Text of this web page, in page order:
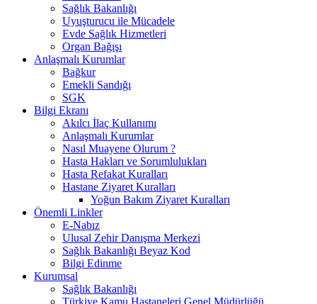
Sağlık Bakanlığı
Uyuşturucu ile Mücadele
Evde Sağlık Hizmetleri
Organ Bağışı
Anlaşmalı Kurumlar
Bağkur
Emekli Sandığı
SGK
Bilgi Ekranı
Akılcı İlaç Kullanımı
Anlaşmalı Kurumlar
Nasıl Muayene Olurum ?
Hasta Hakları ve Sorumlulukları
Hasta Refakat Kuralları
Hastane Ziyaret Kuralları
Yoğun Bakım Ziyaret Kuralları
Önemli Linkler
E-Nabız
Ulusal Zehir Danışma Merkezi
Sağlık Bakanlığı Beyaz Kod
Bilgi Edinme
Kurumsal
Sağlık Bakanlığı
Türkiye Kamu Hastaneleri Genel Müdürlüğü